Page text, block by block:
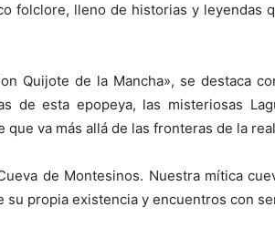
folclore, lleno de historias y
Quijote de la Mancha», se destaca
esta epopeya, las misteriosas
va más allá de las fronteras de la
de Montesinos. Nuestra mítica
propia existencia y encuentros con